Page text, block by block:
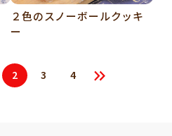
２色のスノーボールクッキ
ー
2 3 4